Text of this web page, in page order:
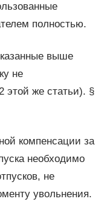
полностью.
выше
не
же статьи). §
компенсации за
необходимо
не
увольнения.